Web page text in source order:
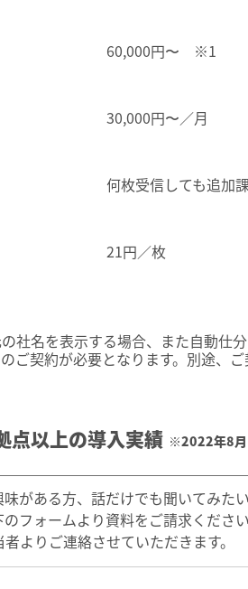
60,000円〜 ※1
30,000円〜／月
何枚受信しても追加
21円／枚
社名を表示する場合、また自動仕
ご契約が必要となります。別途、
点以上の導入実績 ※2022年8月
がある方、 話だけでも聞いてみたい
フォームより資料をご請求ください
よりご連絡させていただきます。